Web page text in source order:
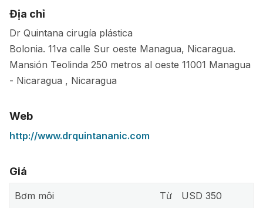
Địa chỉ
Dr Quintana cirugía plástica
Bolonia. 11va calle Sur oeste Managua, Nicaragua.
Mansión Teolinda 250 metros al oeste 11001 Managua
- Nicaragua , Nicaragua
Web
http://www.drquintananic.com
Giá
Bơm môi Từ USD 350